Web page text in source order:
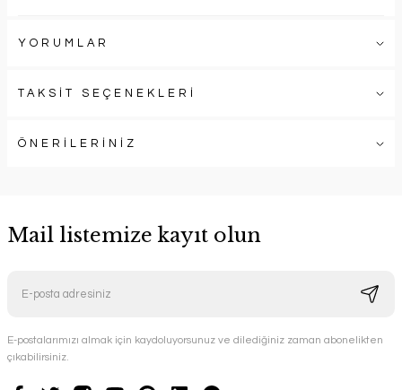
YORUMLAR
TAKSİT SEÇENEKLERİ
ÖNERİLERİNİZ
Mail listemize kayıt olun
E-postalarımızı almak için kaydoluyorsunuz ve dilediğiniz zaman abonelikten
çıkabilirsiniz.